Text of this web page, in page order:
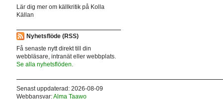
Lär dig mer om källkritik på Kolla
Källan
Nyhetsflöde (RSS)
Få senaste nytt direkt till din
webbläsare, intranät eller webbplats.
Se alla nyhetsflöden.
Senast uppdaterad: 2026-08-09
Webbansvar:Alma Taawo